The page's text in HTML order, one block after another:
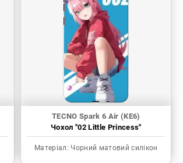
TECNO Spark 6 Air (KE6)
Чохол "02 Little Princess"
Матеріал: Чорний матовий силікон